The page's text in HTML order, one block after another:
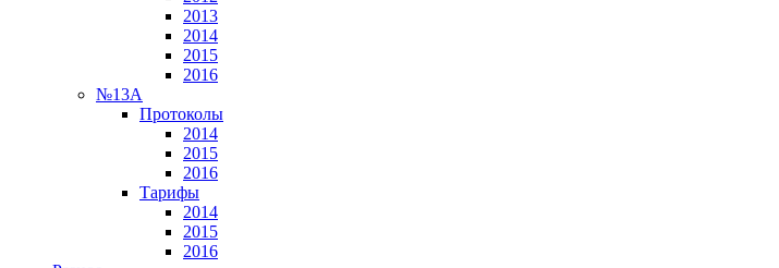
2013
2014
2015
2016
№13А
Протоколы
2014
2015
2016
Тарифы
2014
2015
2016